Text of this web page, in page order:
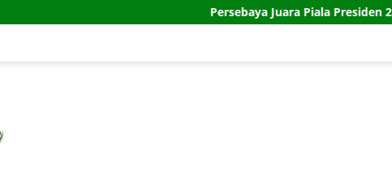
Persebaya Juara Piala Presiden 2026 Usai